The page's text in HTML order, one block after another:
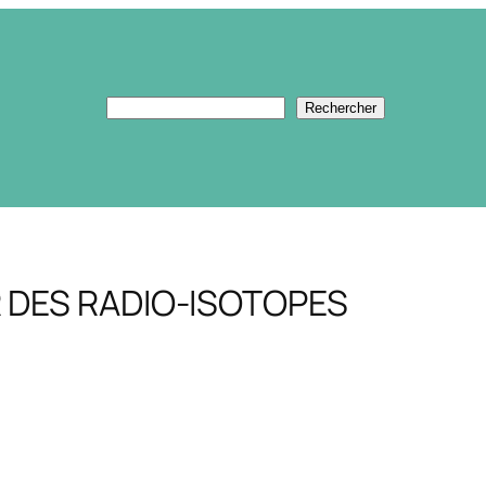
Rechercher Rechercher
RADIO-ISOTOPES